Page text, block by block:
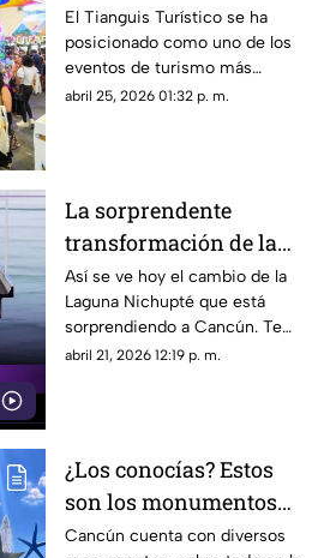
finalidad del evento de
turismo más grande de
México
El Tianguis Turístico se ha
posicionado como uno de los
eventos de turismo más
grandes de México y aquí te
abril 25, 2026 01:32 p. m.
La sorprendente
transformación de la
Laguna Nichupté: Así
se ve actualmente
Así se ve hoy el cambio de la
Laguna Nichupté que está
sorprendiendo a Cancún. Te
contamos los detalles:
abril 21, 2026 12:19 p. m.
¿Los conocías? Estos
son los monumentos
emblemáticos en
Cancún cuenta con diversos